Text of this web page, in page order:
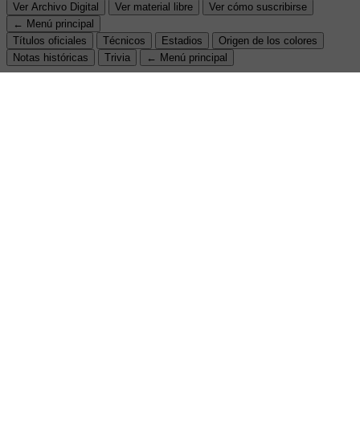
Ver Archivo Digital
Ver material libre
Ver cómo suscribirse
← Menú principal
Títulos oficiales
Técnicos Estadios
Origen de los colores
Notas históricas
Trivia ← Menú principal